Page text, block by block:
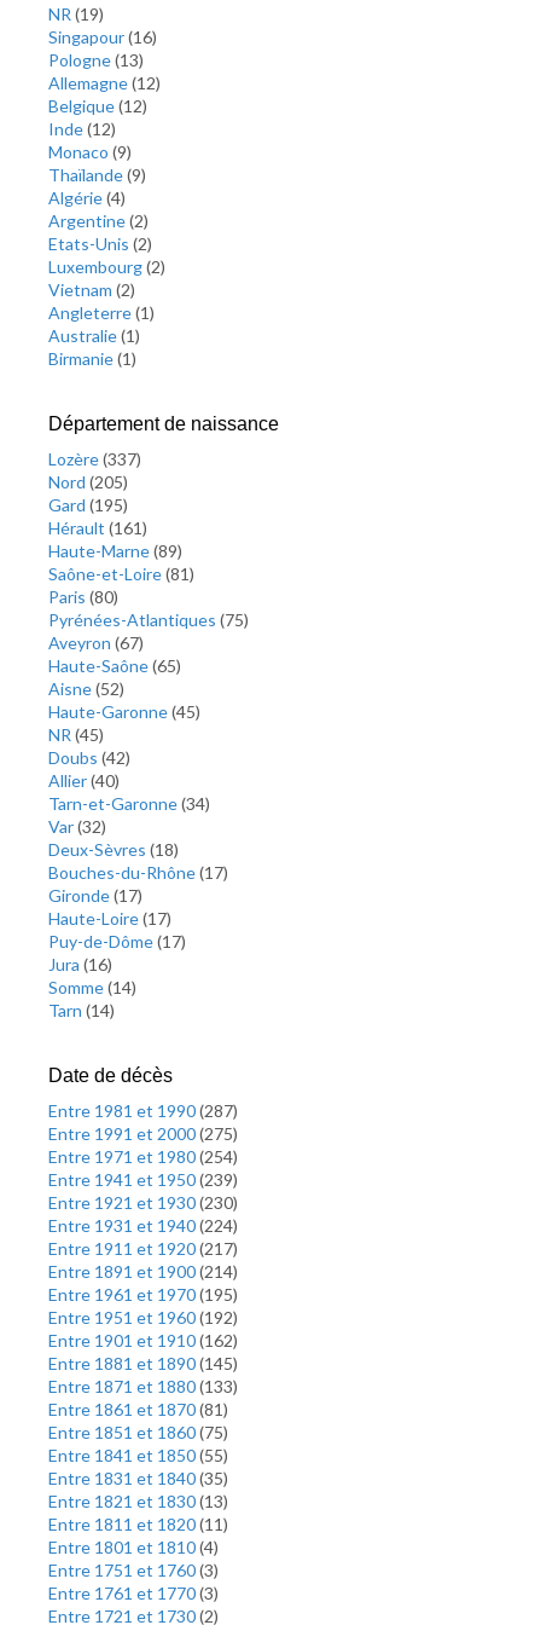
NR (19)
Singapour(16)
Pologne(13)
Allemagne(12)
Belgique(12)
Inde(12)
Monaco (9)
Thaïlande(9)
Algérie(4)
Argentine(2)
Etats-Unis (2)
Luxembourg(2)
Vietnam (2)
Angleterre(1)
Australie(1)
Birmanie(1)
Département de naissance
Lozère(337)
Nord (205)
Gard (195)
Hérault (161)
Haute-Marne(89)
Saône-et-Loire(81)
Paris (80)
Pyrénées-Atlantiques (75)
Aveyron (67)
Haute-Saône(65)
Aisne(52)
Haute-Garonne(45)
NR (45)
Doubs (42)
Allier(40)
Tarn-et-Garonne(34)
Var(32)
Deux-Sèvres (18)
Bouches-du-Rhône(17)
Gironde(17)
Haute-Loire(17)
Puy-de-Dôme(17)
Jura (16)
Somme(14)
Tarn (14)
Date de décès
Entre 1981 et 1990(287)
Entre 1991 et 2000(275)
Entre 1971 et 1980(254)
Entre 1941 et 1950(239)
Entre 1921 et 1930(230)
Entre 1931 et 1940(224)
Entre 1911 et 1920(217)
Entre 1891 et 1900(214)
Entre 1961 et 1970(195)
Entre 1951 et 1960(192)
Entre 1901 et 1910(162)
Entre 1881 et 1890(145)
Entre 1871 et 1880(133)
Entre 1861 et 1870(81)
Entre 1851 et 1860(75)
Entre 1841 et 1850(55)
Entre 1831 et 1840(35)
Entre 1821 et 1830(13)
Entre 1811 et 1820(11)
Entre 1801 et 1810(4)
Entre 1751 et 1760(3)
Entre 1761 et 1770(3)
Entre 1721 et 1730(2)